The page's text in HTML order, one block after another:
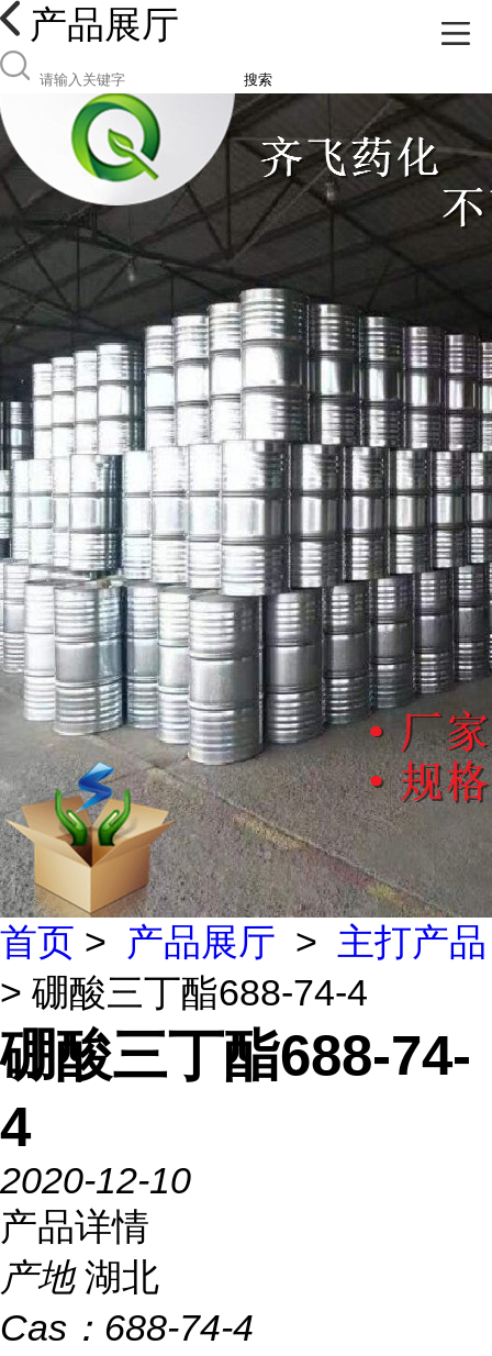
产品展厅
搜索
首页 > 产品展厅 > 主打产品
> 硼酸三丁酯688-74-4
硼酸三丁酯688-74-
4
2020-12-10
产品详情
产地 湖北
Cas： 688-74-4